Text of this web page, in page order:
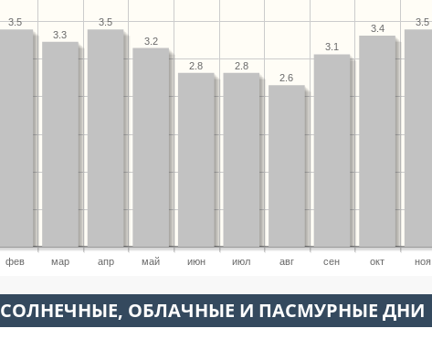
фев мар апр май июн июл авг сен окт ноя
3.5
3.4
3.1
2.6
2.8
2.8
3.2
3.5
3.3
3.5
CОЛНЕЧНЫЕ, ОБЛАЧНЫЕ И ПАСМУРНЫЕ ДНИ